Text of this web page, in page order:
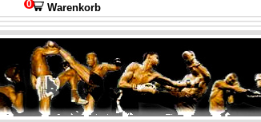
0 Warenkorb